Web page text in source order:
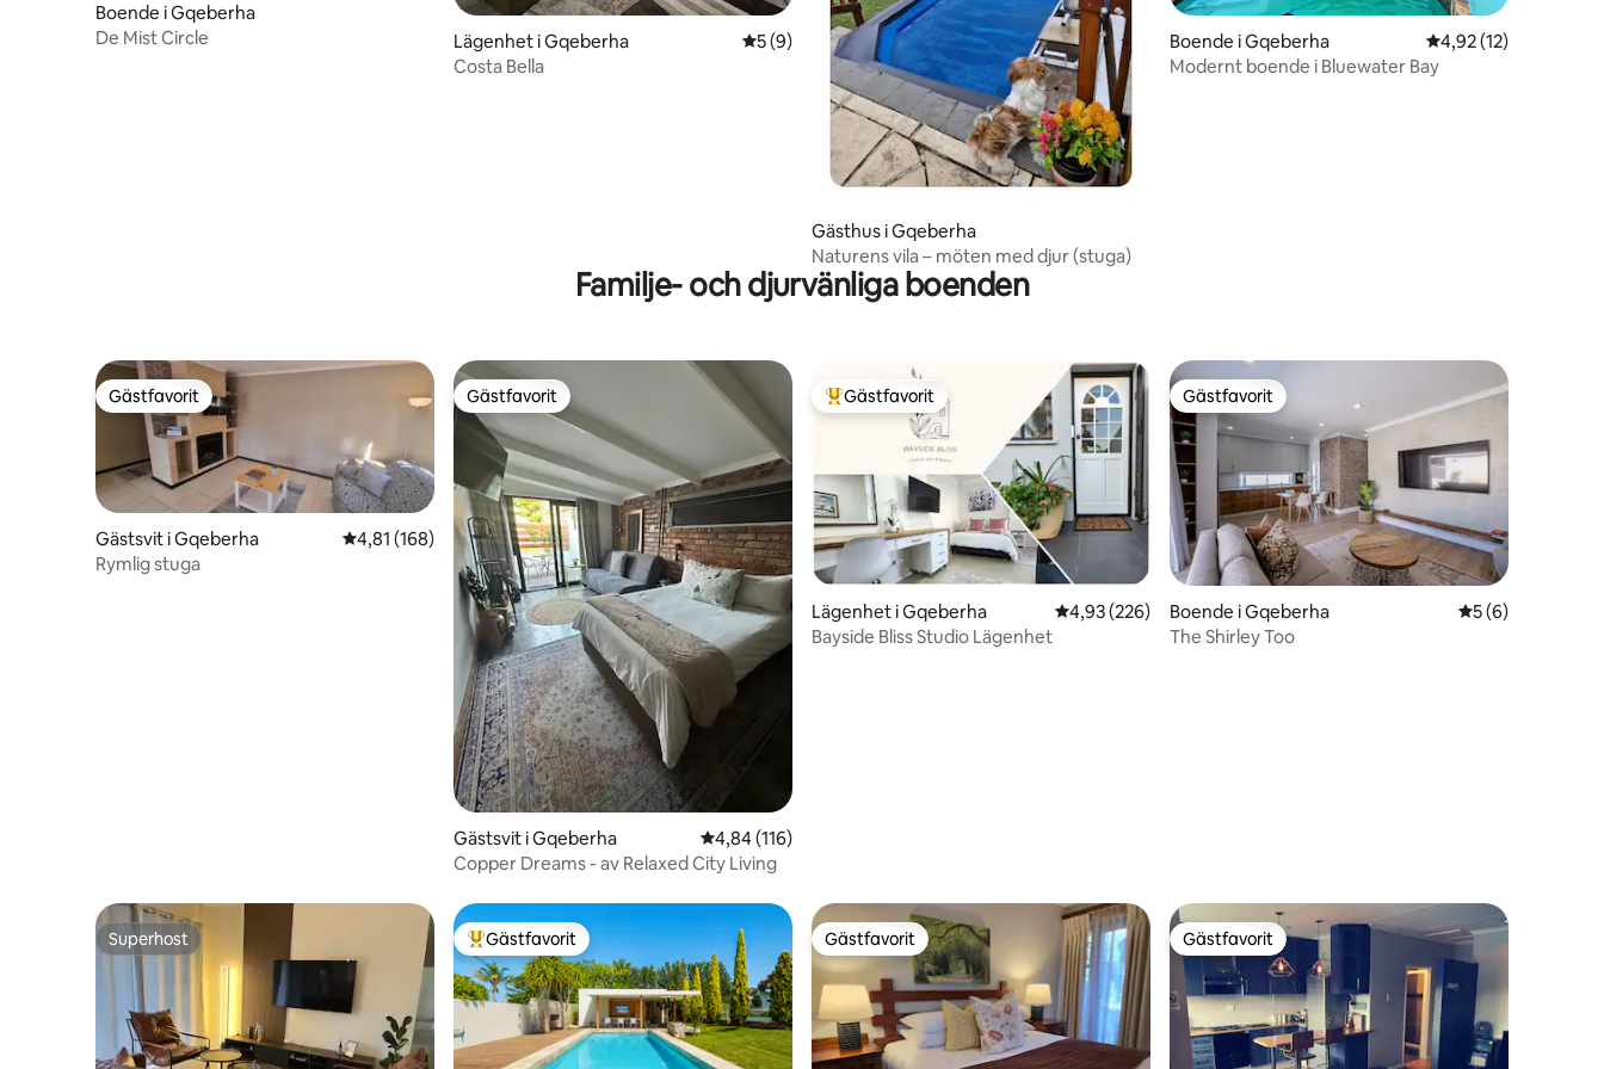
Boende i Gqeberha
De Mist Circle
Lägenhet i Gqeberha 5 av 5 i genomsnittligt betyg, 9 omdömen
5 (9)
Costa Bella
Gästhus i Gqeberha
Naturens vila – möten med djur (stuga)
Boende i Gqeberha 4,92 av 5 i
4,92 (12)
Modernt boende i Bluewater Bay
Familje- och djurvänliga boenden
Gästfavorit
Gästfavorit
Gästsvit i Gqeberha 4,81 av 5 i genomsnittligt betyg, 168 omdömen
4,81 (168)
Rymlig stuga
Gästfavorit
Gästfavorit
Gästsvit i Gqeberha 4,84 av 5 i genomsnittligt betyg, 116 omdömen
4,84 (116)
Copper Dreams - av Relaxed City Living
Populär gästfavorit
Gästfavorit
Lägenhet i Gqeberha 4,93 av 5 i genomsnittligt betyg, 226 omdömen
4,93 (226)
Bayside Bliss Studio Lägenhet
Gästfavorit
Gästfavorit
Boende i Gqeberha 5 av 5 i
5 (6)
The Shirley Too
Superhost
Superhost Populär gästfavorit
Gästfavorit Gästfavorit
Gästfavorit Gästfavorit
Gästfavorit